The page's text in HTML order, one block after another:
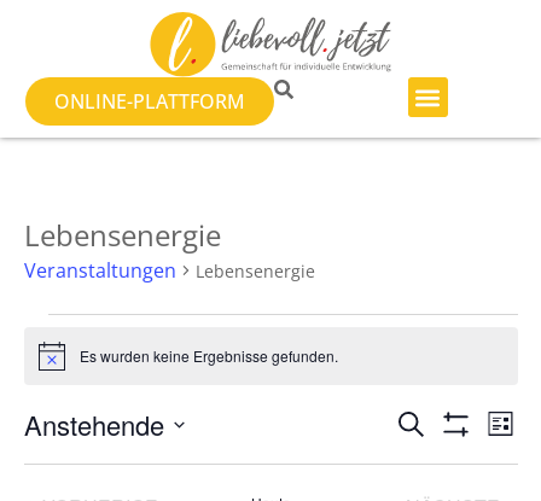
ONLINE-PLATTFORM
Lebensenergie
Veranstaltungen Lebensenergie
HinweisEs wurden keine Ergebnisse gefunden.
Suche
SUCHE LISTE
Anstehende
wählen.